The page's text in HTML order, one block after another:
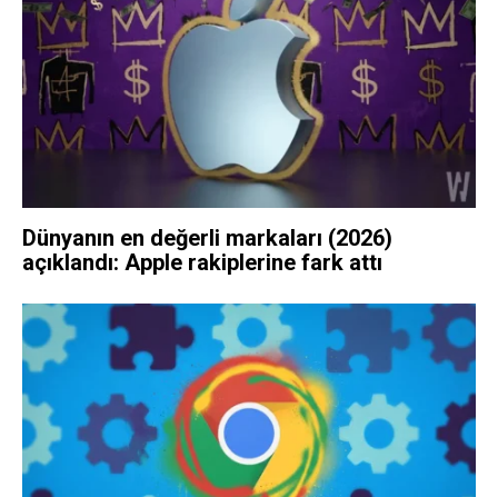
Dünyanın en değerli markaları (2026)
açıklandı: Apple rakiplerine fark attı